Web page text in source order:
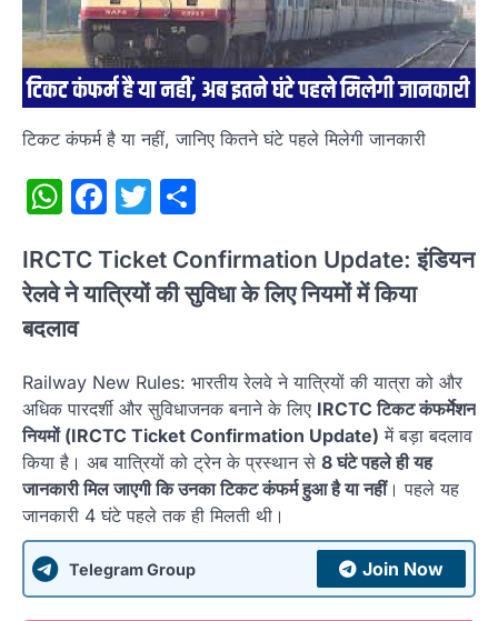
टिकट कंफर्म है या नहीं, जानिए कितने घंटे पहले मिलेगी जानकारी
WhatsApp
Facebook
Twitter
IRCTC Ticket Confirmation Update: इंडियन
रेलवे ने यात्रियों की सुविधा के लिए नियमों में किया
बदलाव
Railway New Rules: भारतीय रेलवे ने यात्रियों की यात्रा को और
अधिक पारदर्शी और सुविधाजनक बनाने के लिए IRCTC टिकट कंफर्मेशन
नियमों (IRCTC Ticket Confirmation Update) में बड़ा बदलाव
किया है। अब यात्रियों को ट्रेन के प्रस्थान से 8 घंटे पहले ही यह
जानकारी मिल जाएगी कि उनका टिकट कंफर्म हुआ है या नहीं। पहले यह
जानकारी 4 घंटे पहले तक ही मिलती थी।
Telegram Group Join Now